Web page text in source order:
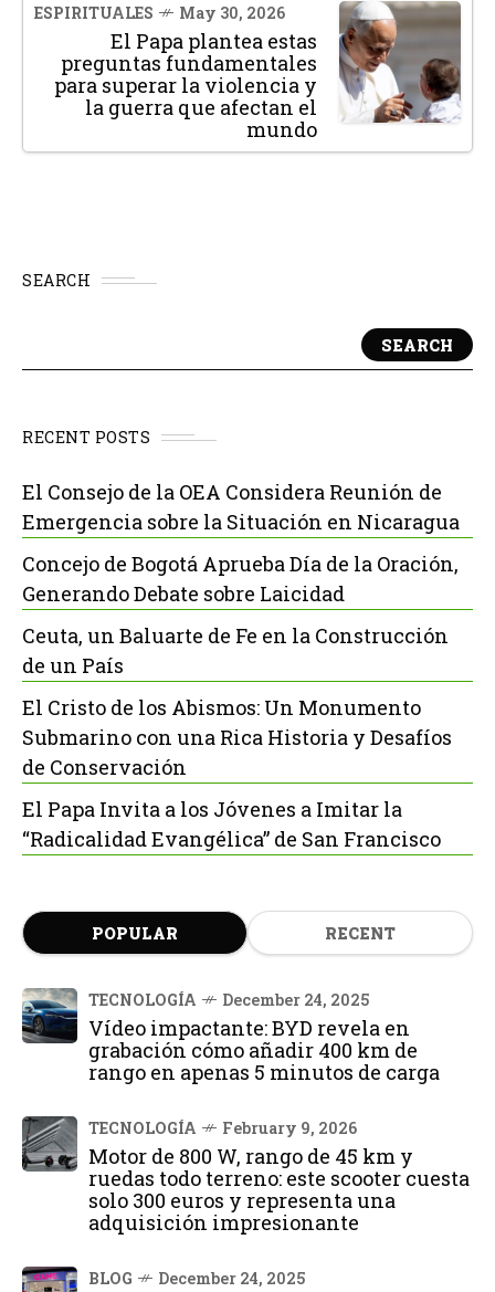
ESPIRITUALES May 30, 2026
El Papa plantea estas
preguntas fundamentales
para superar la violencia y
la guerra que afectan el
mundo
SEARCH
SEARCH
RECENT POSTS
El Consejo de la OEA Considera Reunión de
Emergencia sobre la Situación en Nicaragua
Concejo de Bogotá Aprueba Día de la Oración,
Generando Debate sobre Laicidad
Ceuta, un Baluarte de Fe en la Construcción
de un País
El Cristo de los Abismos: Un Monumento
Submarino con una Rica Historia y Desafíos
de Conservación
El Papa Invita a los Jóvenes a Imitar la
“Radicalidad Evangélica” de San Francisco
POPULAR RECENT
TECNOLOGÍA December 24, 2025
Vídeo impactante: BYD revela en
grabación cómo añadir 400 km de
rango en apenas 5 minutos de carga
TECNOLOGÍA February 9, 2026
Motor de 800 W, rango de 45 km y
ruedas todo terreno: este scooter cuesta
solo 300 euros y representa una
adquisición impresionante
BLOG December 24, 2025